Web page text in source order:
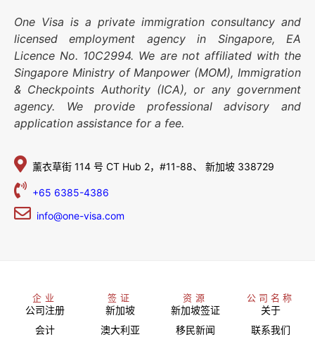
One Visa is a private immigration consultancy and
licensed employment agency in Singapore, EA
Licence No. 10C2994. We are not affiliated with the
Singapore Ministry of Manpower (MOM), Immigration
& Checkpoints Authority (ICA), or any government
agency. We provide professional advisory and
application assistance for a fee.
薰衣草街 114 号 CT Hub 2，#11-88、 新加坡 338729
+65 6385-4386
info@one-visa.com
企业
公司注册
会计
签证
新加坡
澳大利亚
资源
新加坡签证
移民新闻
公司名称
关于
联系我们